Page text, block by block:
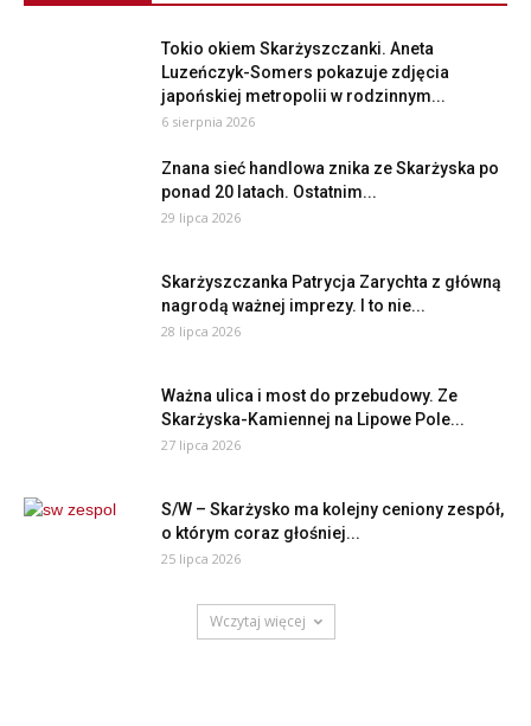
Tokio okiem Skarżyszczanki. Aneta
Luzeńczyk-Somers pokazuje zdjęcia
japońskiej metropolii w rodzinnym...
6 sierpnia 2026
Znana sieć handlowa znika ze Skarżyska po
ponad 20 latach. Ostatnim...
29 lipca 2026
Skarżyszczanka Patrycja Zarychta z główną
nagrodą ważnej imprezy. I to nie...
28 lipca 2026
Ważna ulica i most do przebudowy. Ze
Skarżyska-Kamiennej na Lipowe Pole...
27 lipca 2026
S/W – Skarżysko ma kolejny ceniony zespół,
o którym coraz głośniej...
25 lipca 2026
Wczytaj więcej